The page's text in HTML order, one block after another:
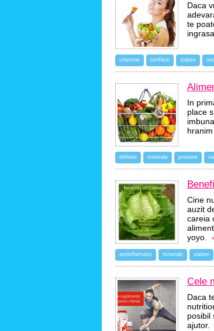
Daca
te
vitamine tonifiere slabire
In
place
definire minerale proteine
Cine
auzit
careia
yoyo.
antiinflamator minerale slabire
Cele
Daca
posibil
ajutor.